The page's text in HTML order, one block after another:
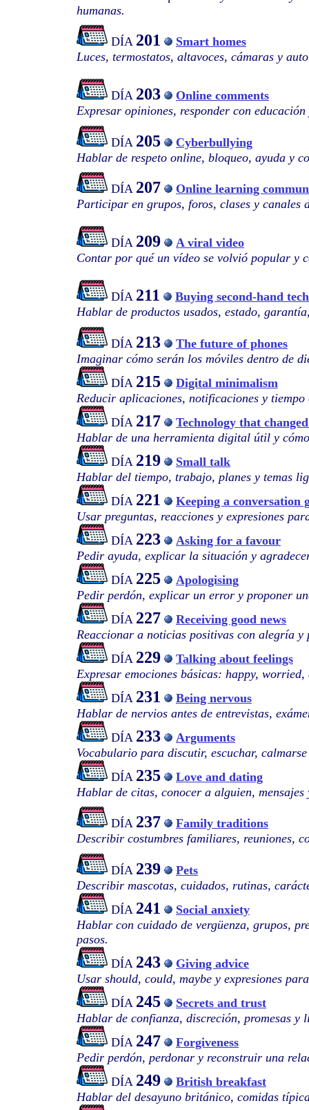
humanas.
DÍA 201
Smart homes
Luces, termostatos, altavoces, cámaras y
DÍA 203
Online comments
Expresar opiniones, responder con
DÍA 205
Cyberbullying
Hablar de respeto online, bloqueo, ayuda y
DÍA 207
Online learning
Participar en grupos, foros, clases y canales
DÍA 209
A viral video
Contar por qué un vídeo se volvió popular y
DÍA 211
Buying second-hand tech
Hablar de productos usados, estado,
DÍA 213
The future of phones
Imaginar cómo serán los móviles dentro de
DÍA 215
Digital minimalism
Reducir aplicaciones, notificaciones y tiempo
DÍA 217
Technology that
Hablar de una herramienta digital útil y
DÍA 219
Small talk
Hablar del tiempo, trabajo, planes y temas
DÍA 221
Keeping a conversation
Usar preguntas, reacciones y expresiones
DÍA 223
Asking for a favour
Pedir ayuda, explicar la situación y
DÍA 225
Apologising
Pedir perdón, explicar un error y proponer
DÍA 227
Receiving good news
Reaccionar a noticias positivas con alegría y
DÍA 229
Talking about feelings
Expresar emociones básicas: happy,
DÍA 231
Being nervous
Hablar de nervios antes de entrevistas,
DÍA 233
Arguments
Vocabulario para discutir, escuchar,
DÍA 235
Love and dating
Hablar de citas, conocer a alguien, mensajes
DÍA 237
Family traditions
Describir costumbres familiares, reuniones,
DÍA 239
Pets
Describir mascotas, cuidados, rutinas,
DÍA 241
Social anxiety
Hablar con cuidado de vergüenza, grupos,
pasos.
DÍA 243
Giving advice
Usar should, could, maybe y expresiones
DÍA 245
Secrets and trust
Hablar de confianza, discreción, promesas y
DÍA 247
Forgiveness
Pedir perdón, perdonar y reconstruir una
DÍA 249
British breakfast
Hablar del desayuno británico, comidas